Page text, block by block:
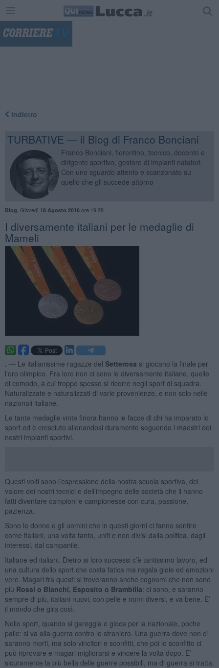
Indietro
TURBATIVE — il Blog di Franco Bonciani
Franco Bonciani, fiorentino, tecnico, docente e
dirigente sportivo, gestore di impianti natatori.
Con uno sguardo attento e scanzonato su
quello che gli succede attorno
Blog Giovedì 18 Agosto 2016ore 19:28
I diversamente italiani per le medaglie di
Mameli
. — Le italianissime ragazze del Setterosa si giocano la finale per
l’oro olimpico. Fra loro non ci sono le diversamente italiane, quelle
di comodo, a cui troppo spesso si ricorre negli sport di squadra.
Naturalizzate e naturalizzati di varie provenienze, e non solo nelle
nazionali italiane.
Le tante medaglie vinte finora hanno le facce di chi ha imparato lo
sport ed è cresciuto allenandosi duramente seguendo i maestri dei
nostri impianti sportivi.
Questi volti sono l’espressione della nostra scuola sportiva, del
valore dei nostri tecnici e dell’impegno delle società che li hanno
fatti diventare campioni e campionesse con cura, passione,
pazienza.
Sono le donne e gli uomini che in questi giorni ci fanno sentire
come italiani, una volta tanto, uniti e non divisi dalla politica, dagli
interessi, dal campanile.
Italiane ed italiani. Dietro ai loro successi c’è tantissimo lavoro, ed
una cultura dello sport che costa fatica ma regala gioie ed emozioni
vere. Magari fra questi si troveranno anche cognomi che non sono
più Rossi o Bianchi, Esposito o Brambilla: ci sono, e saranno
sempre di più, italiani nuovi, con pelle e nomi diversi, e va bene. E’
il mondo che gira così.
Nello sport, quando si gareggia e gioca per la nazionale, poche
palle: si va alla guerra contro lo straniero. Una guerra dove non ci
saranno morti, ma solo vincitori e sconfitti, che poi lo sconfitto ci
può riprovare e magari migliorarsi e vincere la volta dopo. E’
sicuramente la più bella delle guerre possibili, ma di guerra si tratta.